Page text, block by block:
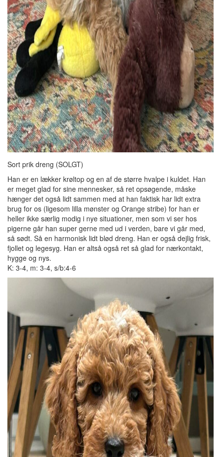
Sort prik dreng (SOLGT)
Han er en lækker krøltop og en af de større hvalpe i kuldet. Han
er meget glad for sine mennesker, så ret opsøgende, måske
hænger det også lidt sammen med at han faktisk har lidt extra
brug for os (ligesom lilla mønster og Orange stribe) for han er
heller ikke særlig modig i nye situationer, men som vi ser hos
pigerne går han super gerne med ud i verden, bare vi går med,
så sødt. Så en harmonisk lidt blød dreng. Han er også dejlig frisk,
fjollet og legesyg. Han er altså også ret så glad for nærkontakt,
hygge og nys.
K: 3-4, m: 3-4, s/b:4-6